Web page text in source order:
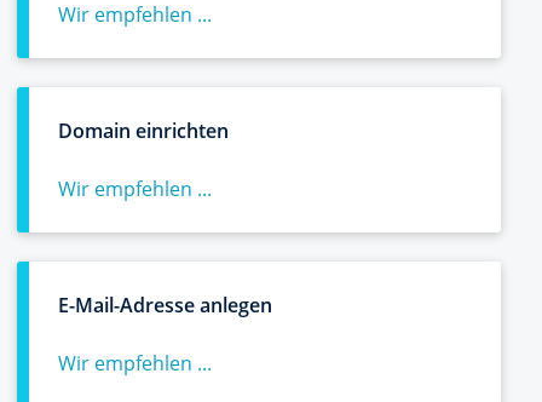
Wir empfehlen ...
Domain einrichten
Wir empfehlen ...
E-Mail-Adresse anlegen
Wir empfehlen ...